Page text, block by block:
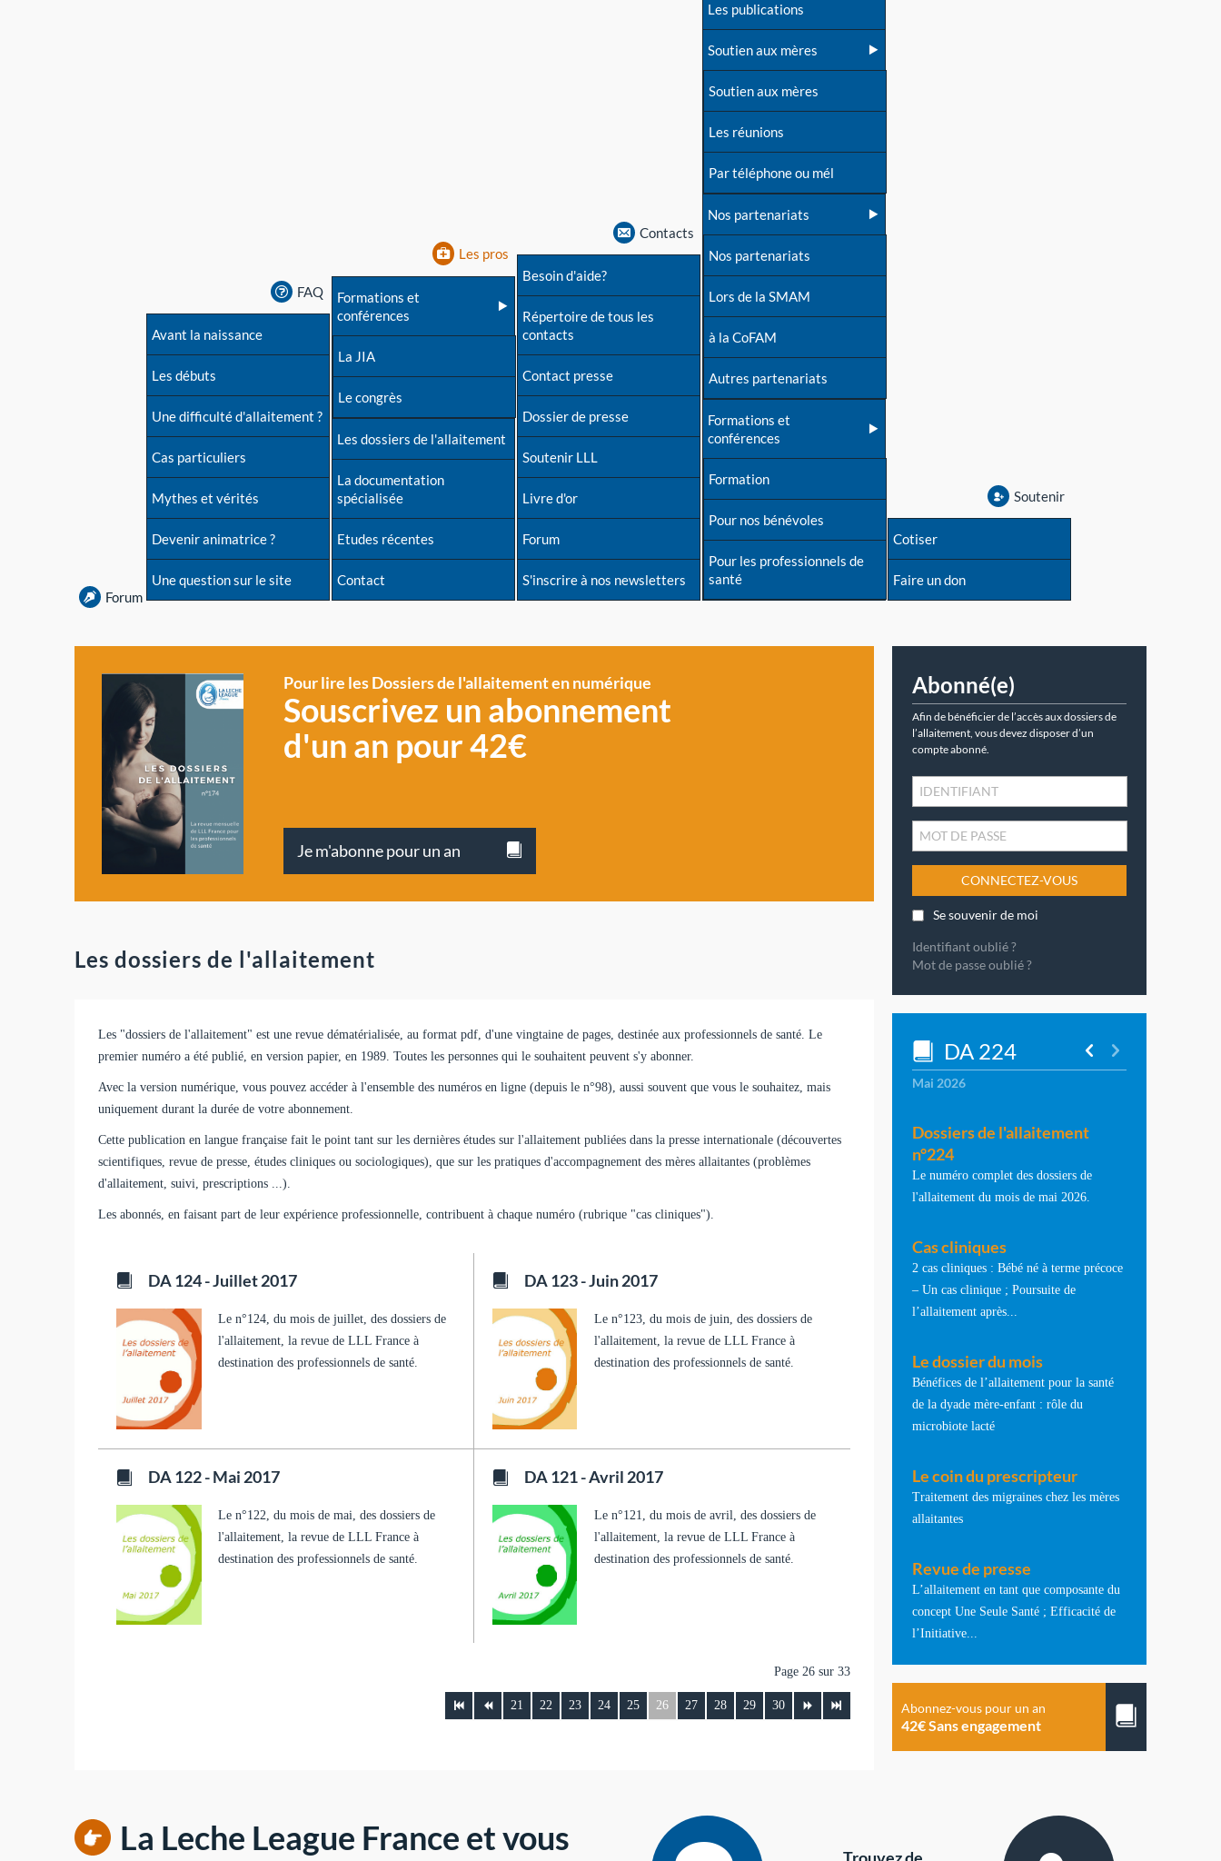
Forum
FAQ
Avant la naissance
Les débuts
Une difficulté d'allaitement ?
Cas particuliers
Mythes et vérités
Devenir animatrice ?
Une question sur le site
Les pros
Formations et
conférences
La JIA
Le congrès
Les dossiers de l'allaitement
La documentation
spécialisée
Etudes récentes
Contact
Contacts
Besoin d'aide?
Répertoire de tous les
contacts
Contact presse
Dossier de presse
Soutenir LLL
Livre d'or
Forum
S'inscrire à nos newsletters
Les publications
Soutien aux mères
Soutien aux mères
Les réunions
Par téléphone ou mél
Nos partenariats
Nos partenariats
Lors de la SMAM
à la CoFAM
Autres partenariats
Formations et
conférences
Formation
Pour nos bénévoles
Pour les professionnels de
santé
Soutenir
Cotiser
Faire un don
Pour lire les Dossiers de l'allaitement en numérique
Souscrivez un abonnement
d'un an pour 42€
Je m'abonne pour un an
Les dossiers de l'allaitement
Les "dossiers de l'allaitement" est une revue dématérialisée, au format pdf, d'une vingtaine de pages, destinée aux professionnels de santé. Le
premier numéro a été publié, en version papier, en 1989. Toutes les personnes qui le souhaitent peuvent s'y abonner.
Avec la version numérique, vous pouvez accéder à l'ensemble des numéros en ligne (depuis le n°98), aussi souvent que vous le souhaitez, mais
uniquement durant la durée de votre abonnement.
Cette publication en langue française fait le point tant sur les dernières études sur l'allaitement publiées dans la presse internationale (découvertes
scientifiques, revue de presse, études cliniques ou sociologiques), que sur les pratiques d'accompagnement des mères allaitantes (problèmes
d'allaitement, suivi, prescriptions ...).
Les abonnés, en faisant part de leur expérience professionnelle, contribuent à chaque numéro (rubrique "cas cliniques").
DA 124 - Juillet 2017
Le n°124, du mois de juillet, des dossiers de
l'allaitement, la revue de LLL France à
destination des professionnels de santé.
DA 123 - Juin 2017
Le n°123, du mois de juin, des dossiers de
l'allaitement, la revue de LLL France à
destination des professionnels de santé.
DA 122 - Mai 2017
Le n°122, du mois de mai, des dossiers de
l'allaitement, la revue de LLL France à
destination des professionnels de santé.
DA 121 - Avril 2017
Le n°121, du mois de avril, des dossiers de
l'allaitement, la revue de LLL France à
destination des professionnels de santé.
Page 26 sur 33
21 22 23 24 25 26 27 28 29 30
Abonné(e)
Afin de bénéficier de l’accès aux dossiers de
l’allaitement, vous devez disposer d’un
compte abonné.
CONNECTEZ-VOUS
Se souvenir de moi
Identifiant oublié ?
Mot de passe oublié ?
DA 224
Mai 2026
Dossiers de l'allaitement
n°224
Le numéro complet des dossiers de
l'allaitement du mois de mai 2026.
Cas cliniques
2 cas cliniques : Bébé né à terme précoce
– Un cas clinique ; Poursuite de
l’allaitement après...
Le dossier du mois
Bénéfices de l’allaitement pour la santé
de la dyade mère-enfant : rôle du
microbiote lacté
Le coin du prescripteur
Traitement des migraines chez les mères
allaitantes
Revue de presse
L’allaitement en tant que composante du
concept Une Seule Santé ; Efficacité de
l’Initiative...
Abonnez-vous pour un an
42€ Sans engagement
La Leche League France et vous